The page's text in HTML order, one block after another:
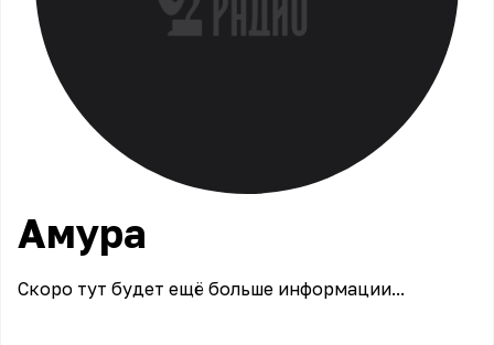
Амура
Скоро тут будет ещё больше информации...